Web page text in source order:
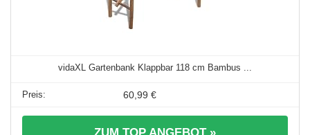
vidaXL Gartenbank Klappbar 118 cm Bambus ...
60,99 €